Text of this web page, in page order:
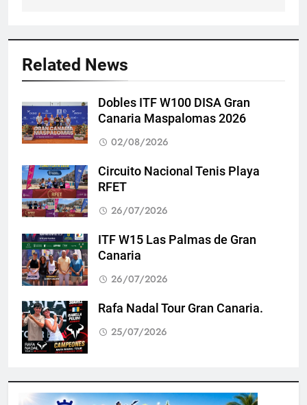
Related News
Dobles ITF W100 DISA Gran
Canaria Maspalomas 2026
02/08/2026
Circuito Nacional Tenis Playa
RFET
26/07/2026
ITF W15 Las Palmas de Gran
Canaria
26/07/2026
Rafa Nadal Tour Gran Canaria.
25/07/2026